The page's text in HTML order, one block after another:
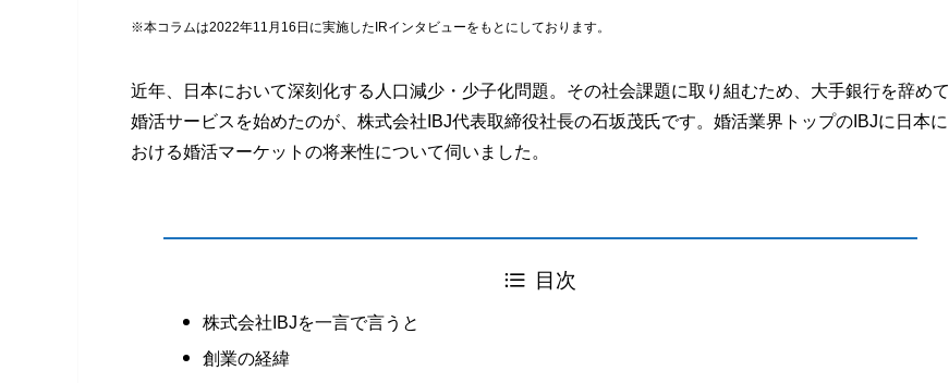
※本コラムは2022年11月16日に実施したIRインタビューをもとにしております。
近年、日本において深刻化する人口減少・少子化問題。その社会課題に取り組むため、大手銀行を辞めて
婚活サービスを始めたのが、株式会社IBJ代表取締役社長の石坂茂氏です。婚活業界トップのIBJに日本に
おける婚活マーケットの将来性について伺いました。
目次
株式会社IBJを一言で言うと
創業の経緯